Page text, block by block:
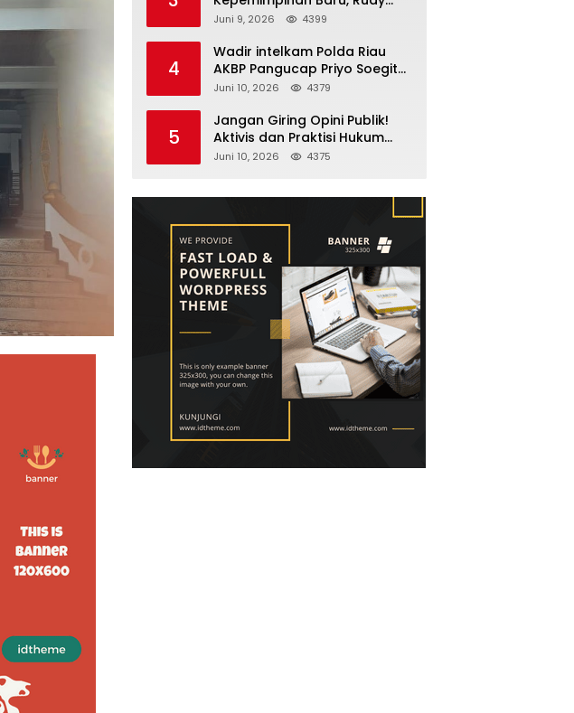
Fernando Sianturi Resmi
Juni 9, 2026 4399
4
Wadir intelkam Polda Riau
AKBP Pangucap Priyo Soegito
Menghadiri Kolaborasi
Cegah Karhutla
Juni 10, 2026 4379
5
Jangan Giring Opini Publik!
Aktivis dan Praktisi Hukum
Larshen Yunus Bantah
Juni 10, 2026 4375